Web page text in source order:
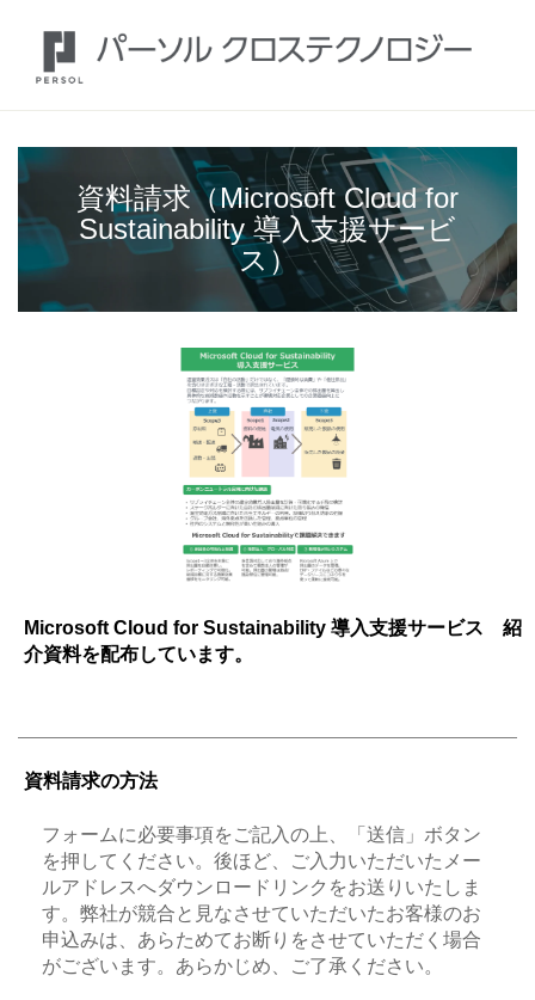
資料請求（Microsoft Cloud for
Sustainability 導入支援サービ
ス）
Microsoft Cloud for Sustainability 導入支援サービス 紹
介資料を配布しています。
資料請求の方法
フォームに必要事項をご記入の上、「送信」ボタン
を押してください。後ほど、ご入力いただいたメー
ルアドレスへダウンロードリンクをお送りいたしま
す。弊社が競合と見なさせていただいたお客様のお
申込みは、あらためてお断りをさせていただく場合
がございます。あらかじめ、ご了承ください。